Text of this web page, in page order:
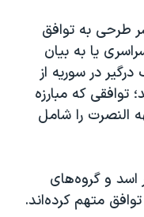
طرحی به توافق
یا به بیان
در سوریه از
توافقی که مبارزه
النصرت را شامل
اسد و گروه‌های
متهم کرده‌اند.